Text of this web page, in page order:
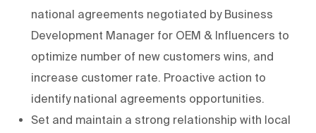
national agreements negotiated by Business
Development Manager for OEM & Influencers to
optimize number of new customers wins, and
increase customer rate. Proactive action to
identify national agreements opportunities.
Set and maintain a strong relationship with local